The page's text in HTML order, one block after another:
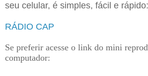
seu celular, é simples, fácil e rápido:
RÁDIO CAP
Se preferir acesse o link do mini
computador: